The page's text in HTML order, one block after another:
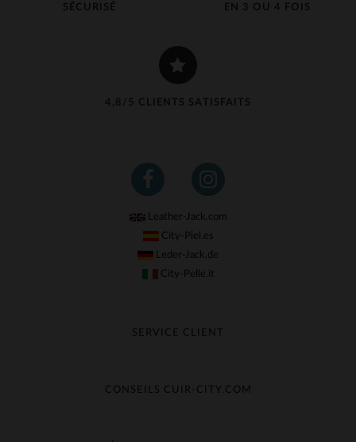
SÉCURISÉ
EN 3 OU 4 FOIS
4,8/5 CLIENTS SATISFAITS
Leather-Jack.com
City-Piel.es
Leder-Jack.de
City-Pelle.it
SERVICE CLIENT
Échange & Remboursement
CONSEILS CUIR-CITY.COM